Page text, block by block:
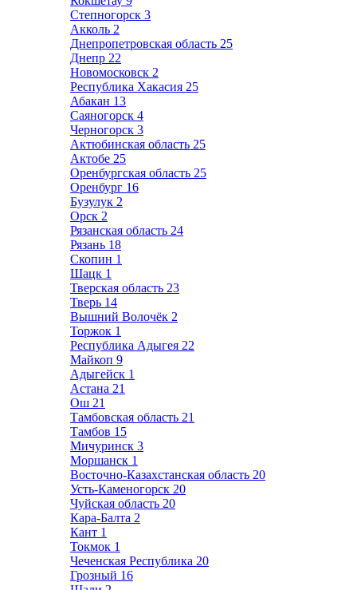
Степногорск 3
Акколь 2
Днепропетровская область 25
Днепр 22
Новомосковск 2
Республика Хакасия 25
Абакан 13
Саяногорск 4
Черногорск 3
Актюбинская область 25
Актобе 25
Оренбургская область 25
Оренбург 16
Бузулук 2
Орск 2
Рязанская область 24
Рязань 18
Скопин 1
Шацк 1
Тверская область 23
Тверь 14
Вышний Волочёк 2
Торжок 1
Республика Адыгея 22
Майкоп 9
Адыгейск 1
Астана 21
Ош 21
Тамбовская область 21
Тамбов 15
Мичуринск 3
Моршанск 1
Восточно-Казахстанская область 20
Усть-Каменогорск 20
Чуйская область 20
Кара-Балта 2
Кант 1
Токмок 1
Чеченская Республика 20
Грозный 16